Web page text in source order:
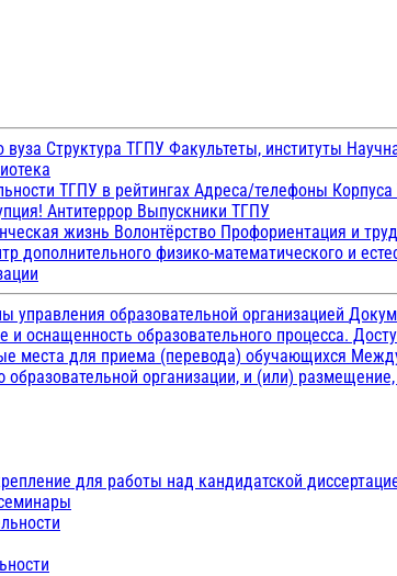
вуза Структура ТГПУ Факультеты, институты
ТГПУ в рейтингах Адреса/телефоны
Антитеррор Выпускники ТГПУ
жизнь Волонтёрство Профориентация и
дополнительного физико-математического и
управления образовательной организацией
и оснащенность образовательного процесса.
места для приема (перевода) обучающихся
организации, и (или)
для работы над кандидатской